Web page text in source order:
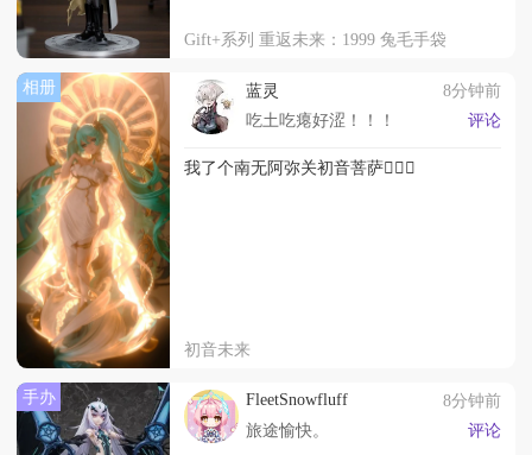
2027&#24180;5&#26376;&#20986;&#36135;
Gift+系列 重返未来：1999 兔毛手袋
相册 蓝灵
8分钟前
吃土吃瘪好涩！！！
评论
我了个南无阿弥关初音菩萨👌🏻🙏
初音未来
手办 FleetSnowfluff
8分钟前
旅途愉快。
评论